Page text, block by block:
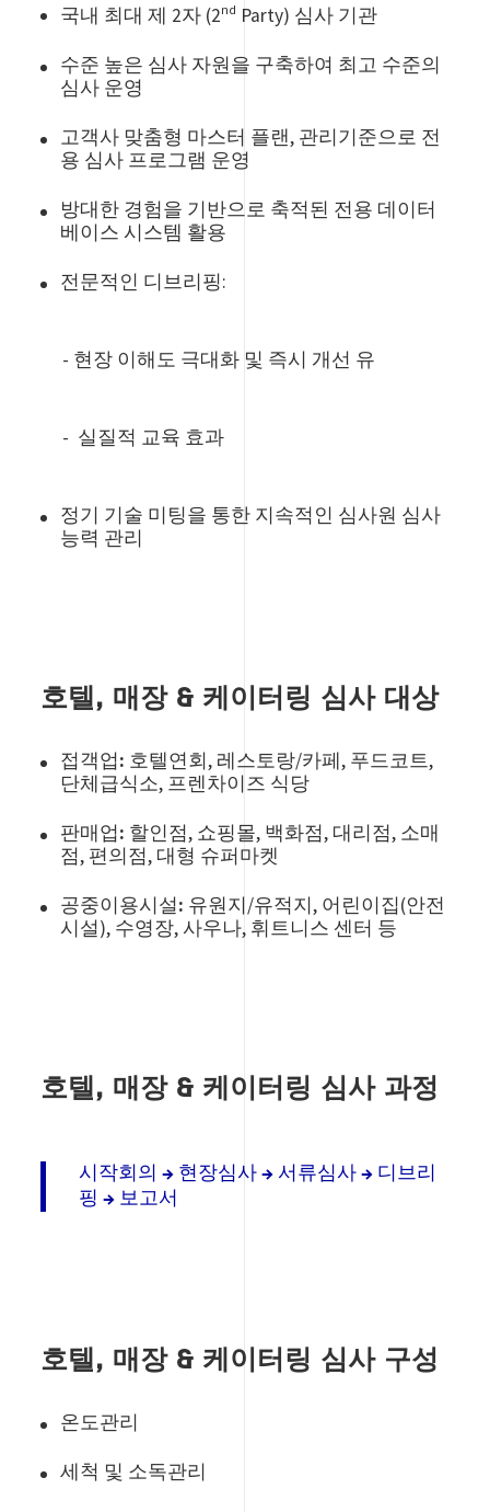
국내 최대 제 2자 (2nd Party) 심사 기관
수준 높은 심사 자원을 구축하여 최고 수준의
심사 운영
고객사 맞춤형 마스터 플랜, 관리기준으로 전
용 심사 프로그램 운영
방대한 경험을 기반으로 축적된 전용 데이터
베이스 시스템 활용
전문적인 디브리핑:
- 현장 이해도 극대화 및 즉시 개선 유
- 실질적 교육 효과
정기 기술 미팅을 통한 지속적인 심사원 심사
능력 관리
호텔, 매장 & 케이터링 심사 대상
접객업: 호텔연회, 레스토랑/카페, 푸드코트,
단체급식소, 프렌차이즈 식당
판매업: 할인점, 쇼핑몰, 백화점, 대리점, 소매
점, 편의점, 대형 슈퍼마켓
공중이용시설: 유원지/유적지, 어린이집(안전
시설), 수영장, 사우나, 휘트니스 센터 등
호텔, 매장 & 케이터링 심사 과정
시작회의 → 현장심사 → 서류심사 → 디브리
핑 → 보고서
호텔, 매장 & 케이터링 심사 구성
온도관리
세척 및 소독관리